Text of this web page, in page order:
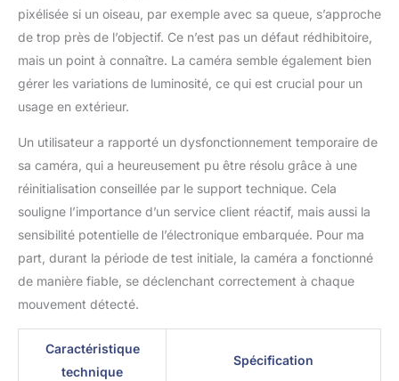
oiseaux contre les
prédateurs. Les fenêtres
translucides uniques
maximisent Les fentes
d'aération bien conçues
vie confortable et
respirant pour les jeunes,
vos amis à plumes.
Alimentation solaire et
connexion sans fil : les
nichoirs solaires pour
par une batterie
5000 mAh et comprend
W pour une charge
pixélisée si un oiseau, par exemple avec sa queue, s’approche
de trop près de l’objectif. Ce n’est pas un défaut rédhibitoire,
mais un point à connaître. La caméra semble également bien
gérer les variations de luminosité, ce qui est crucial pour un
usage en extérieur.
Un utilisateur a rapporté un dysfonctionnement temporaire de
sa caméra, qui a heureusement pu être résolu grâce à une
réinitialisation conseillée par le support technique. Cela
souligne l’importance d’un service client réactif, mais aussi la
sensibilité potentielle de l’électronique embarquée. Pour ma
part, durant la période de test initiale, la caméra a fonctionné
de manière fiable, se déclenchant correctement à chaque
mouvement détecté.
Caractéristique
technique
Spécification